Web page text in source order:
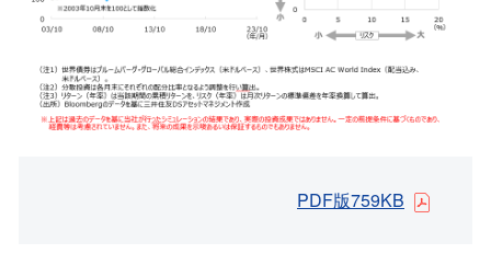
PDF版759KB